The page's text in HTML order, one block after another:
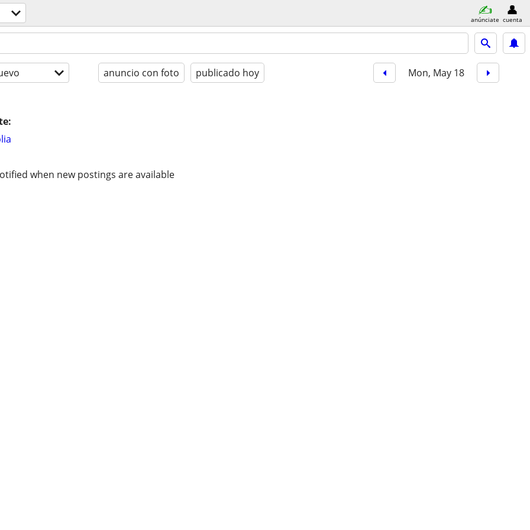
anúnciate cuenta
anuncio con foto publicado hoy Mon, May 18
when new postings are available